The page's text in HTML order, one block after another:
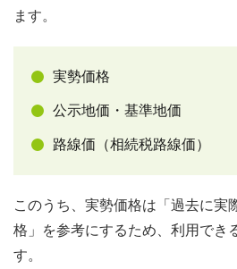
ます。
実勢価格
公示地価・基準地価
路線価（相続税路線価）
このうち、実勢価格は「過去に実
格」を参考にするため、利用でき
す。